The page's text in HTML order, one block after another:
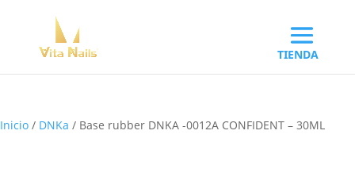
Inicio / DNKa / Base rubber DNKA -0012A CONFIDENT – 30ML